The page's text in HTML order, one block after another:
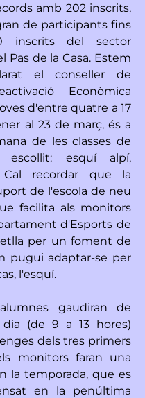
amb 202 inscrits,
de participants fins
inscrits del sector
Pas de la Casa. Estem
el conseller de
Econòmica
d'entre quatre a 17
al 23 de març, és a
de les classes de
escollit: esquí alpí,
Cal recordar que la
de l'escola de neu
facilita als monitors
d'Esports de
per un foment de
pugui adaptar-se per
l'esquí.
gaudiran de
(de 9 a 13 hores)
dels tres primers
monitors faran una
la temporada, que es
en la penúltima